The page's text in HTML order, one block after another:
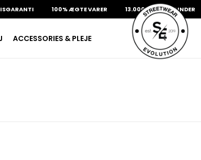
100% ÆGTE VARER 13.000+ GLADE KUNDER
ACCESSORIES & PLEJE